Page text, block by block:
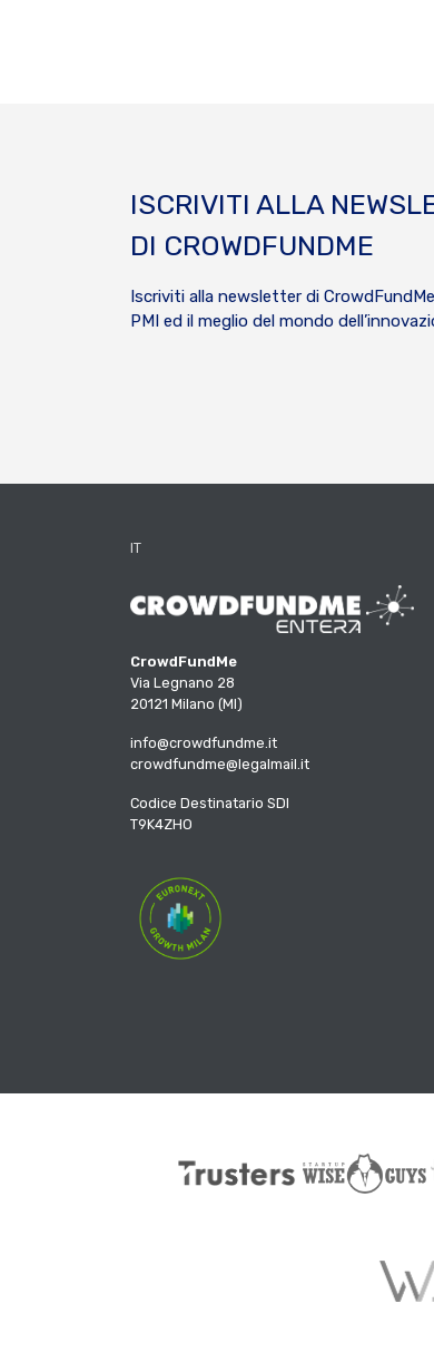
ISCRIVITI ALLA
DI CROWDFUNDME
Iscriviti alla newsletter di
PMI ed il meglio del mondo
IT
CrowdFundMe
Via Legnano 28
20121 Milano (MI)
info@crowdfundme.it
crowdfundme@legalmail.it
Codice Destinatario SDI
T9K4ZHO